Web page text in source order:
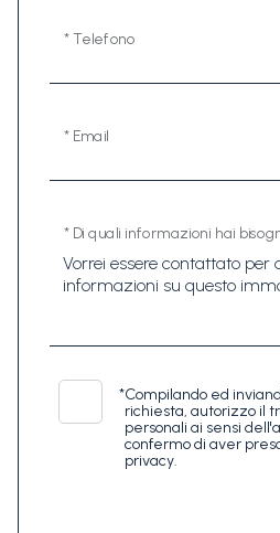
* Telefono
* Email
* Di quali informazioni hai
*Compilando ed
richiesta, autorizzo il
personali ai sensi
confermo di aver
privacy.